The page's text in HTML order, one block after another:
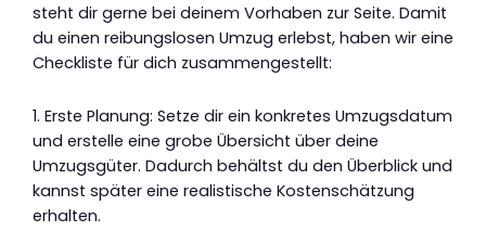
steht dir gerne bei deinem Vorhaben zur Seite. Damit
du einen reibungslosen Umzug erlebst, haben wir eine
Checkliste für dich zusammengestellt:
1. Erste Planung: Setze dir ein konkretes Umzugsdatum
und erstelle eine grobe Übersicht über deine
Umzugsgüter. Dadurch behältst du den Überblick und
kannst später eine realistische Kostenschätzung
erhalten.